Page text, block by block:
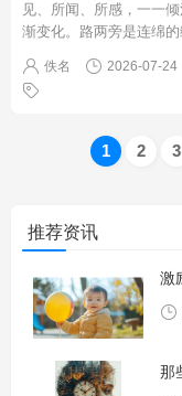
见、所闻、所感，一一
渐变化。路两旁是连绵
佚名 2026-07-24
1 2 3
推荐资讯
激
那